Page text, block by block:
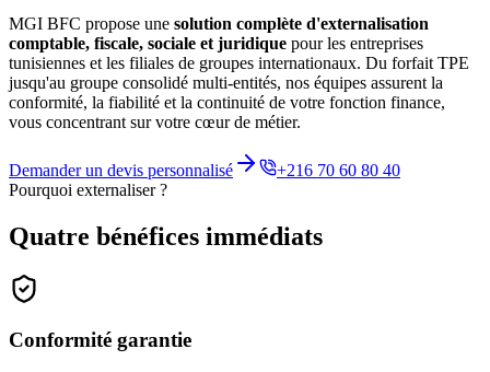
MGI BFC propose une solution complète d'externalisation
comptable, fiscale, sociale et juridique pour les entreprises
tunisiennes et les filiales de groupes internationaux. Du forfait TPE
jusqu'au groupe consolidé multi-entités, nos équipes assurent la
conformité, la fiabilité et la continuité de votre fonction finance,
vous concentrant sur votre cœur de métier.
Demander un devis personnalisé
+216 70 60 80 40
Pourquoi externaliser ?
Quatre bénéfices immédiats
Conformité garantie